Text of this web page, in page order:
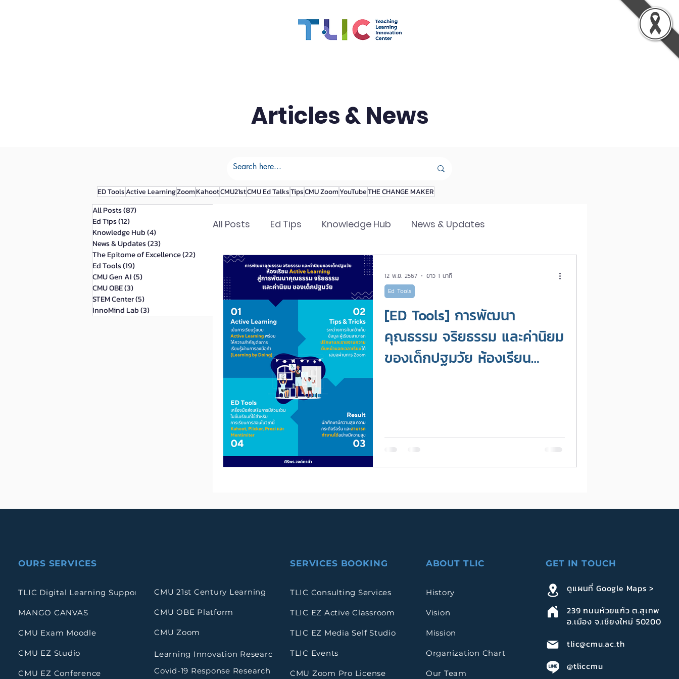
Articles & News
ED ToolsActive LearningZoomKahootCMU21stCMU Ed TalksTipsCMU ZoomYouTubeTHE CHANGE MAKER
All Posts(87)
Ed Tips(12)
Knowledge Hub(4)
News & Updates(23)
The Epitome of Excellence(22)
Ed Tools(19)
CMU Gen AI(5)
CMU OBE(3)
STEM Center(5)
InnoMind Lab(3)
All Posts Ed Tips Knowledge Hub News & Updates
The Epitome of Excellence Ed Tools
STEM Center InnoMind Lab
[ED Tools] การพัฒนา
คุณธรรม จริยธรรม และค่านิยม
ของเด็กปฐมวัย ห้องเรียน
Ed Tools
12 พ.ย. 2567 ยาว 1 นาที
OURS SERVICES
TLIC Digital Learning Support
MANGO CANVAS
CMU Exam Moodle
CMU EZ Studio
CMU EZ Conference
CMU 21st Century Learning
CMU OBE Platform
CMU Zoom
Learning Innovation Research
Covid-19 Response Research
SERVICES BOOKING
TLIC Consulting Services
TLIC EZ Active Classroom
TLIC EZ Media Self Studio
TLIC Events
CMU Zoom Pro License
ABOUT TLIC
History
Vision
Mission
Organization Chart
Our Team
GET IN TOUCH
ดูแผนที่ Google Maps >
239 ถนนห้วยแก้ว ต.สุเทพ
อ.เมือง จ.เชียงใหม่ 50200
tlic@cmu.ac.th
@tliccmu